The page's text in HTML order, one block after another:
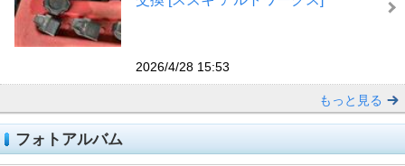
2026/4/28 15:53
もっと見る
フォトアルバム